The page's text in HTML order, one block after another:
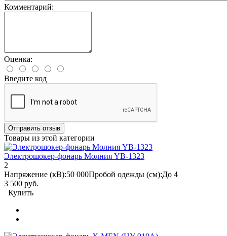
Комментарий:
Оценка:
Введите код
Отправить отзыв
Товары из этой категории
Электрошокер-фонарь Молния YB-1323
2
Напряжение (кВ):50 000Пробой одежды (см):До 4
3 500 руб.
Купить